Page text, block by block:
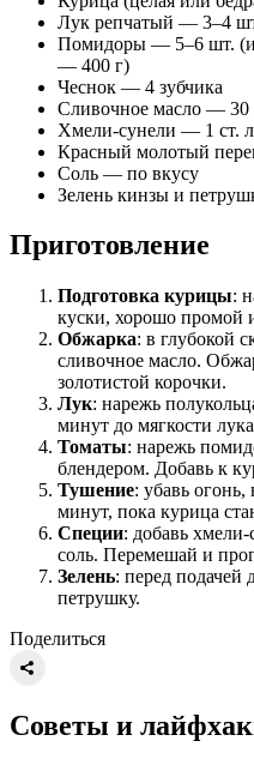
Лук репчатый — 3–4
Помидоры — 5–6 шт.
— 400 г)
Чеснок — 4 зубчика
Сливочное масло — 30
Хмели-сунели — 1 ст.
Красный молотый
Соль — по вкусу
Зелень кинзы и
Приготовление
Подготовка курицы:
куски, хорошо промой
Обжарка: в глубокой
сливочное масло.
золотистой корочки.
Лук: нарежь
минут до мягкости
Томаты: нарежь
блендером. Добавь к
Тушение: убавь
минут, пока курица
Специи: добавь
соль. Перемешай и
Зелень: перед подачей
петрушку.
Поделиться
Советы и